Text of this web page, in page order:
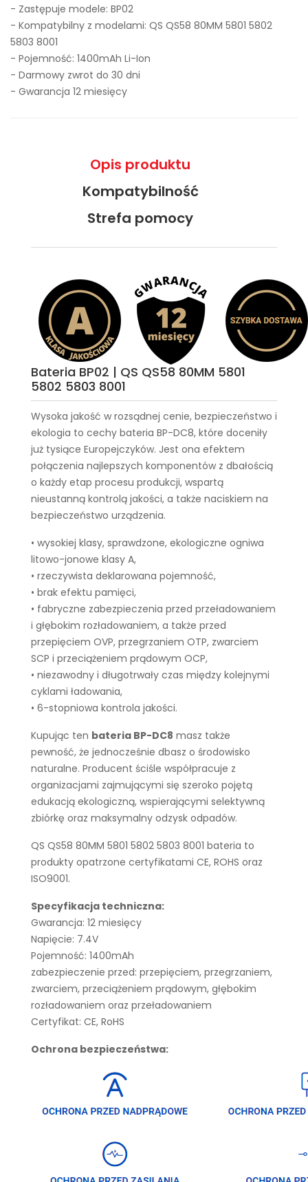
- Zastępuje modele: BP02
- Kompatybilny z modelami: QS QS58 80MM 5801 5802
5803 8001
- Pojemność: 1400mAh Li-Ion
- Darmowy zwrot do 30 dni
- Gwarancja 12 miesięcy
Opis produktu
Kompatybilność
Strefa pomocy
Bateria BP02 | QS QS58 80MM 5801
5802 5803 8001
Wysoka jakość w rozsądnej cenie, bezpieczeństwo i
ekologia to cechy bateria BP-DC8, które doceniły
już tysiące Europejczyków. Jest ona efektem
połączenia najlepszych komponentów z dbałością
o każdy etap procesu produkcji, wspartą
nieustanną kontrolą jakości, a także naciskiem na
bezpieczeństwo urządzenia.
• wysokiej klasy, sprawdzone, ekologiczne ogniwa
litowo-jonowe klasy A,
• rzeczywista deklarowana pojemność,
• brak efektu pamięci,
• fabryczne zabezpieczenia przed przeładowaniem
i głębokim rozładowaniem, a także przed
przepięciem OVP, przegrzaniem OTP, zwarciem
SCP i przeciążeniem prądowym OCP,
• niezawodny i długotrwały czas między kolejnymi
cyklami ładowania,
• 6-stopniowa kontrola jakości.
Kupując ten bateria BP-DC8 masz także
pewność, że jednocześnie dbasz o środowisko
naturalne. Producent ściśle współpracuje z
organizacjami zajmującymi się szeroko pojętą
edukacją ekologiczną, wspierającymi selektywną
zbiórkę oraz maksymalny odzysk odpadów.
QS QS58 80MM 5801 5802 5803 8001 bateria to
produkty opatrzone certyfikatami CE, ROHS oraz
ISO9001.
Specyfikacja techniczna:
Gwarancja: 12 miesięcy
Napięcie: 7.4V
Pojemność: 1400mAh
zabezpieczenie przed: przepięciem, przegrzaniem,
zwarciem, przeciążeniem prądowym, głębokim
rozładowaniem oraz przeładowaniem
Certyfikat: CE, RoHS
Ochrona bezpieczeństwa: